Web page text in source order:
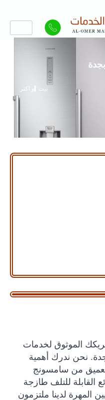
و اكثر بيت
الموثوق لخدمات
نحن ندرك أهمية
من سامسونج
القابلة للتلف طازجة
المهرة لدينا ملتزمون